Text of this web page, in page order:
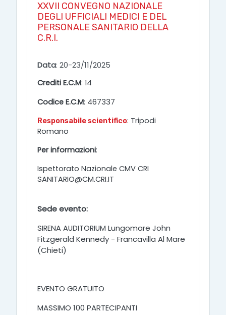
XXVII CONVEGNO NAZIONALE
DEGLI UFFICIALI MEDICI E DEL
PERSONALE SANITARIO DELLA
C.R.I.
Data: 20-23/11/2025
Crediti E.C.M: 14
Codice E.C.M: 467337
Responsabile scientifico: Tripodi
Romano
Per informazioni:
Ispettorato Nazionale CMV CRI
SANITARIO@CM.CRI.IT
Sede evento:
SIRENA AUDITORIUM Lungomare John
Fitzgerald Kennedy - Francavilla Al Mare
(Chieti)
EVENTO GRATUITO
MASSIMO 100 PARTECIPANTI